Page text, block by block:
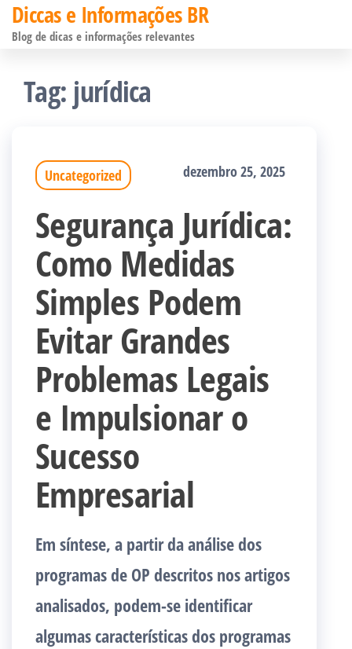
Pular
para
conteúdo
Diccas e Informações BR
Blog de dicas e informações relevantes
Tag: jurídica
Uncategorized dezembro 25, 2025
Segurança Jurídica:
Como Medidas
Simples Podem
Evitar Grandes
Problemas Legais
e Impulsionar o
Sucesso
Empresarial
Em síntese, a partir da análise dos
programas de OP descritos nos artigos
analisados, podem-se identificar
algumas características dos programas